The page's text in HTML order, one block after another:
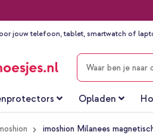
jouw telefoon, tablet, smartwatch of
ZOEKEN
Opladen
imoshion Milanees